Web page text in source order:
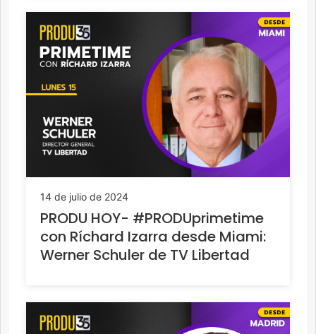
14 de julio de 2024
PRODU HOY- #PRODUprimetime
con Ríchard Izarra desde Miami:
Werner Schuler de TV Libertad